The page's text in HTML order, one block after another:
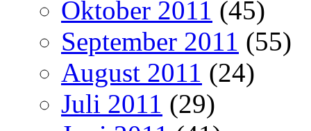
Oktober 2011 (45)
September 2011 (55)
August 2011 (24)
Juli 2011 (29)